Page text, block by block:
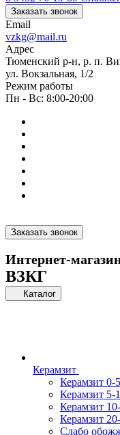
Заказать звонок
Email
vzkg@mail.ru
Адрес
Тюменский р-н, р. п.
ул. Вокзальная, 1/2
Режим работы
Пн - Вс: 8:00-20:00
Заказать звонок
Интернет-
ВЗКГ
Каталог
Керамзит
Керамзит 0-
Керамзит 5-
Керамзит
Керамзит
Слабо